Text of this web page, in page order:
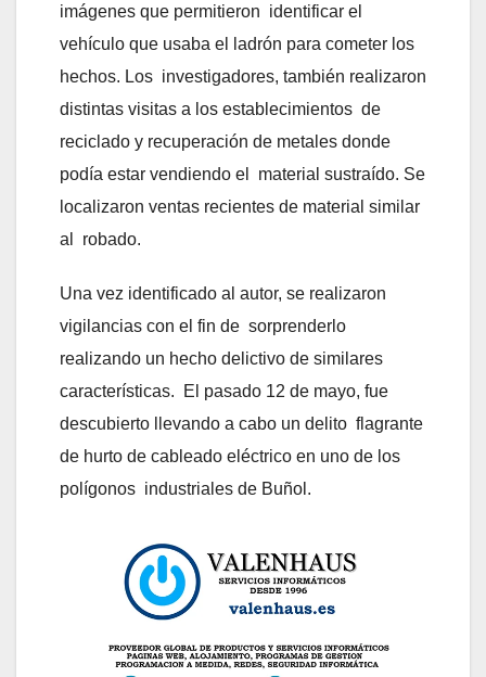
imágenes que permitieron identificar el
vehículo que usaba el ladrón para cometer los
hechos. Los investigadores, también realizaron
distintas visitas a los establecimientos de
reciclado y recuperación de metales donde
podía estar vendiendo el material sustraído. Se
localizaron ventas recientes de material similar
al robado.
Una vez identificado al autor, se realizaron
vigilancias con el fin de sorprenderlo
realizando un hecho delictivo de similares
características. El pasado 12 de mayo, fue
descubierto llevando a cabo un delito flagrante
de hurto de cableado eléctrico en uno de los
polígonos industriales de Buñol.